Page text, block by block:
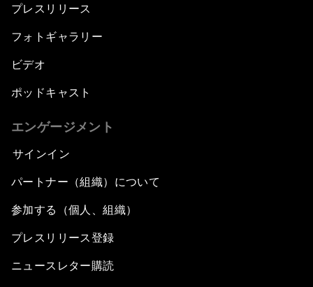
プレスリリース
フォトギャラリー
ビデオ
ポッドキャスト
エンゲージメント
サインイン
パートナー（組織）について
参加する（個人、組織）
プレスリリース登録
ニュースレター購読